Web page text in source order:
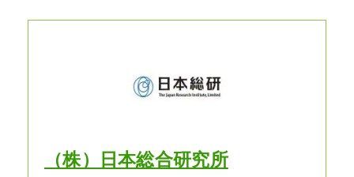
（株）日本総合研究所